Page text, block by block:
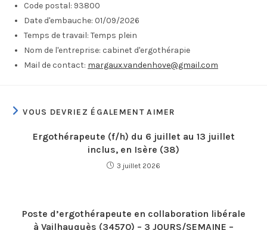
Code postal: 93800
Date d'embauche: 01/09/2026
Temps de travail: Temps plein
Nom de l'entreprise: cabinet d'ergothérapie
Mail de contact: margaux.vandenhove@gmail.com
VOUS DEVRIEZ ÉGALEMENT AIMER
Ergothérapeute (f/h) du 6 juillet au 13 juillet
inclus, en Isère (38)
3 juillet 2026
Poste d’ergothérapeute en collaboration libérale
à Vailhauquès (34570) – 3 JOURS/SEMAINE –